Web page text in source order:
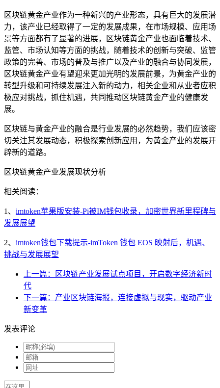
区块链黄金产业作为一种新兴的产业形态，具有巨大的发展潜
力，该产业已经取得了一定的发展成果，在市场规模、应用场
景等方面都有了显著的进展，区块链黄金产业也面临着技术、
监管、市场认知等方面的挑战，随着技术的创新与突破、监管
政策的完善、市场的普及与推广以及产业的融合与协同发展，
区块链黄金产业有望迎来更加光明的发展前景，为黄金产业的
转型升级和可持续发展注入新的动力，相关企业和从业者应积
极应对挑战，抓住机遇，共同推动区块链黄金产业的健康发
展。
区块链与黄金产业的融合是行业发展的必然趋势，我们应该密
切关注其发展动态，积极探索创新应用，为黄金产业的发展开
辟新的道路。
区块链黄金产业发展现状分析
相关阅读：
1、 imtoken苹果版安装-Pi被IM钱包收录，加密世界新里程碑与
发展展望
2、 imtoken钱包下载提示-imToken 钱包 EOS 映射后，机遇、
挑战与发展展望
上一篇：区块链产业发展试点项目，开启数字经济新时
代
下一篇：产业区块链海报，连接虚拟与现实，驱动产业
新变革
发表评论